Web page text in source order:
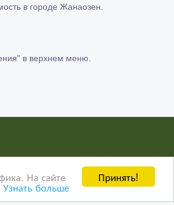
Принять!
На сайте
Узнать больше
в городе Жанаозен.
в верхнем меню.
AdMir третьим лицам. Мы
Googleнажмите